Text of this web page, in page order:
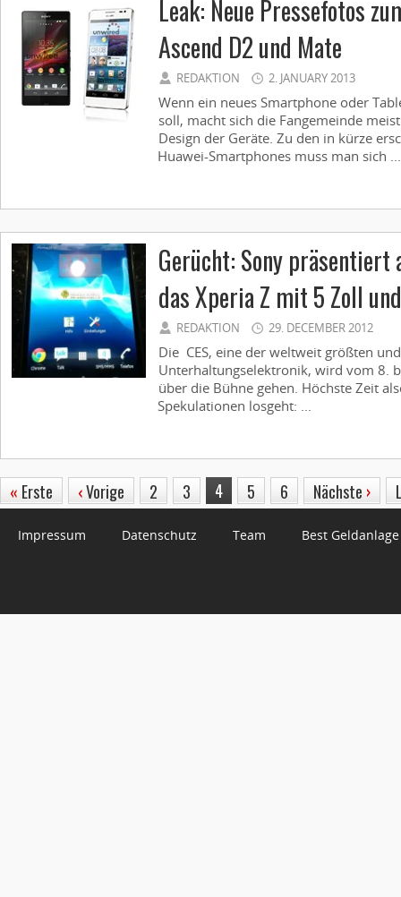
Leak: Neue Pressefotos
Ascend D2 und Mate
REDAKTION 2. JANUARY 2013
Wenn ein neues Smartphone oder
soll, macht sich die Fangemeinde
Design der Geräte. Zu den in kürze
Huawei-Smartphones muss man sich ...
Gerücht: Sony präsentiert
das Xperia Z mit 5 Zoll
REDAKTION 29. DECEMBER 2012
Die CES, eine der weltweit größten
Unterhaltungselektronik, wird vom 8.
über die Bühne gehen. Höchste Zeit
Spekulationen losgeht: ...
« Erste ‹Vorige 2 3 4 5 6 Nächste ›
Impressum Datenschutz Team Best Geldanlage